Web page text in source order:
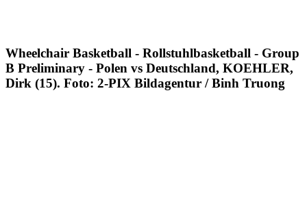
Wheelchair Basketball - Rollstuhlbasketball - Group
B Preliminary - Polen vs Deutschland, KOEHLER,
Dirk (15). Foto: 2-PIX Bildagentur / Binh Truong